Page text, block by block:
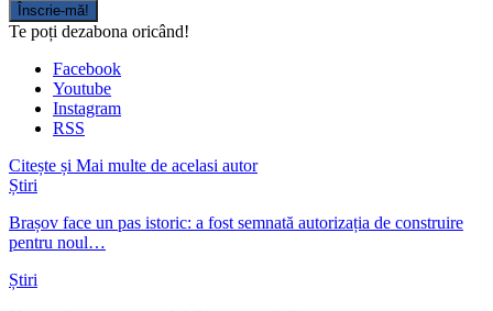
Înscrie-mă!
Te poți dezabona oricând!
Facebook
Youtube
Instagram
RSS
Citește și Mai multe de acelasi autor
Știri
Brașov face un pas istoric: a fost semnată autorizația de construire
pentru noul…
Știri